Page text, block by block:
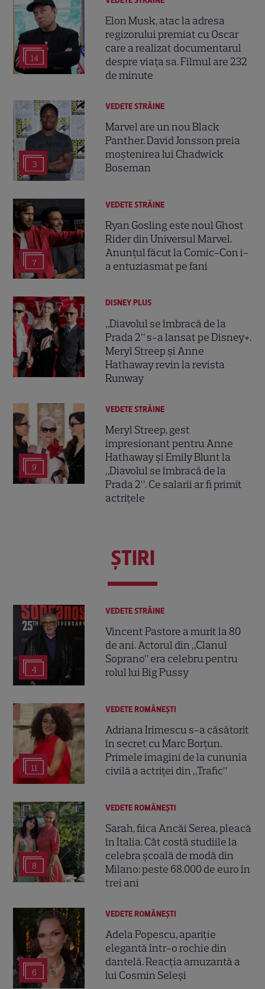
14
Elon Musk, atac la adresa
regizorului premiat cu Oscar
care a realizat documentarul
despre viața sa. Filmul are 232
de minute
3
VEDETE STRĂINE
Marvel are un nou Black
Panther. David Jonsson preia
moștenirea lui Chadwick
Boseman
7
VEDETE STRĂINE
Ryan Gosling este noul Ghost
Rider din Universul Marvel.
Anunțul făcut la Comic-Con i-
a entuziasmat pe fani
DISNEY PLUS
„Diavolul se îmbracă de la
Prada 2” s-a lansat pe Disney+.
Meryl Streep și Anne
Hathaway revin la revista
Runway
9
VEDETE STRĂINE
Meryl Streep, gest
impresionant pentru Anne
Hathaway și Emily Blunt la
„Diavolul se îmbracă de la
Prada 2”. Ce salarii ar fi primit
actrițele
ŞTIRI
4
VEDETE STRĂINE
Vincent Pastore a murit la 80
de ani. Actorul din „Clanul
Soprano” era celebru pentru
rolul lui Big Pussy
11
VEDETE ROMÂNEŞTI
Adriana Irimescu s-a căsătorit
în secret cu Marc Borțun.
Primele imagini de la cununia
civilă a actriței din „Trafic”
8
VEDETE ROMÂNEŞTI
Sarah, fiica Ancăi Serea, pleacă
în Italia. Cât costă studiile la
celebra școală de modă din
Milano: peste 68.000 de euro în
trei ani
6
VEDETE ROMÂNEŞTI
Adela Popescu, apariție
elegantă într-o rochie din
dantelă. Reacția amuzantă a
lui Cosmin Seleși